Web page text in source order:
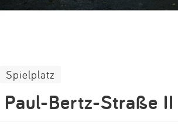
Spielplatz
Paul-Bertz-Straße II